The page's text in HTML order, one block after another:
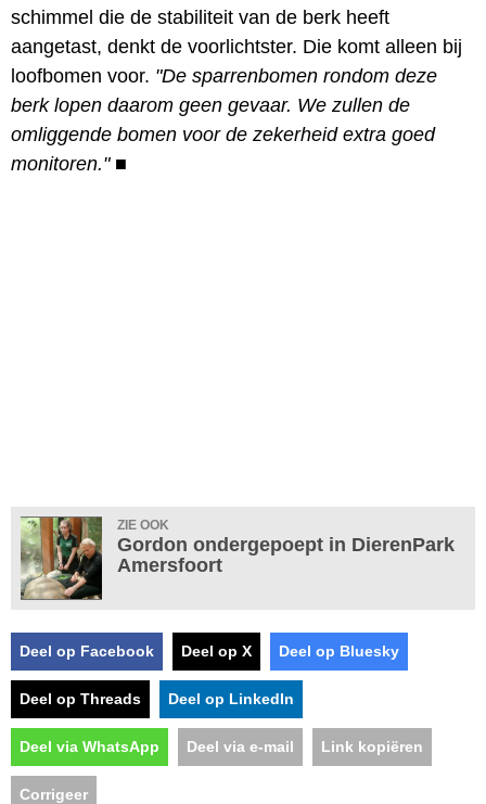
schimmel die de stabiliteit van de berk heeft
aangetast, denkt de voorlichtster. Die komt alleen bij
loofbomen voor. "De sparrenbomen rondom deze
berk lopen daarom geen gevaar. We zullen de
omliggende bomen voor de zekerheid extra goed
monitoren." ■
ZIE OOK
Gordon ondergepoept in DierenPark
Amersfoort
Deel op Facebook Deel op X Deel op Bluesky
Deel op Threads Deel op LinkedIn
Deel via WhatsApp Deel via e-mail Link kopiëren
Corrigeer